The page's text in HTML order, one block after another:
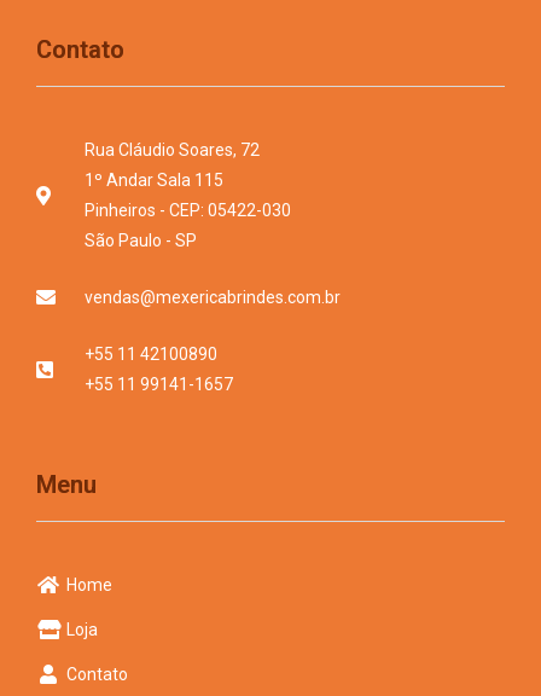
Contato
Rua Cláudio Soares, 72
1º Andar Sala 115
Pinheiros - CEP: 05422-030
São Paulo - SP
vendas@mexericabrindes.com.br
+55 11 42100890
+55 11 99141-1657
Menu
Home
Loja
Contato